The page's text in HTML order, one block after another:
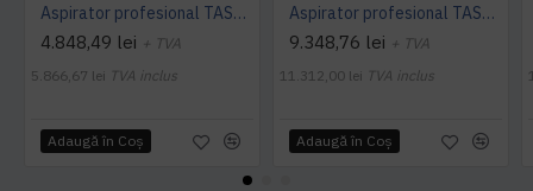
Aspirator profesional TASKI dorsalino EURO, 900 W, TASKI
4.848,49 lei + TVA
5.866,67 lei TVA inclus
Adaugă în Coş
Aspirator profesional TASKI jet 38 Euro, 900 W, TASKI
9.348,76 lei + TVA
11.312,00 lei TVA inclus
Adaugă în Coş